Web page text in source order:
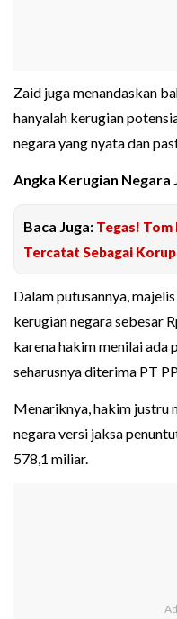
Zaid juga menandaskan
hanyalah kerugian
negara yang nyata dan
Angka Kerugian Negara
Baca Juga: Tegas! Tom
Tercatat Sebagai
Dalam putusannya,
kerugian negara sebesar
karena hakim menilai ada
seharusnya diterima PT
Menariknya, hakim justru
negara versi jaksa
578,1 miliar.